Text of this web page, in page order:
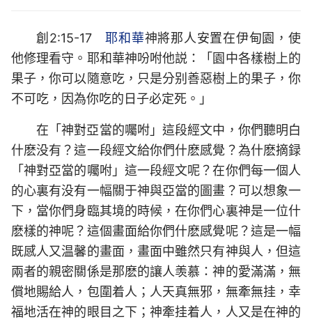
創2:15-17耶和華神將那人安置在伊甸園，使
他修理看守。耶和華神吩咐他説：「園中各樣樹上的
果子，你可以隨意吃，只是分别善惡樹上的果子，你
不可吃，因為你吃的日子必定死。」
在「神對亞當的囑咐」這段經文中，你們聽明白
什麽没有？這一段經文給你們什麽感覺？為什麽摘録
「神對亞當的囑咐」這一段經文呢？在你們每一個人
的心裏有没有一幅關于神與亞當的圖畫？可以想象一
下，當你們身臨其境的時候，在你們心裏神是一位什
麽樣的神呢？這個畫面給你們什麽感覺呢？這是一幅
既感人又温馨的畫面，畫面中雖然只有神與人，但這
兩者的親密關係是那麽的讓人羡慕：神的愛滿滿，無
償地賜給人，包圍着人；人天真無邪，無牽無挂，幸
福地活在神的眼目之下；神牽挂着人，人又是在神的